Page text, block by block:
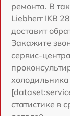
ремонта. В
Liebherr IKB
доставит
Закажите
сервис-
статистике в